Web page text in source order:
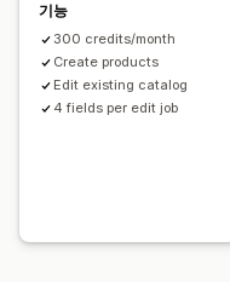
기능
300 credits/month
Create products
Edit existing catalog
4 fields per edit job